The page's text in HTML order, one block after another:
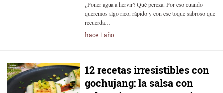
¿Poner agua a hervir? Qué pereza. Por eso cuando
queremos algo rico, rápido y con ese toque sabroso que
recuerda…
hace 1 año
12 recetas irresistibles con
gochujang: la salsa con